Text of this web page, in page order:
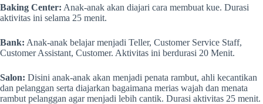
Baking Center: Anak-anak akan diajari cara membuat kue. Durasi
aktivitas ini selama 25 menit.
Bank: Anak-anak belajar menjadi Teller, Customer Service Staff,
Customer Assistant, Customer. Aktivitas ini berdurasi 20 Menit.
Salon: Disini anak-anak akan menjadi penata rambut, ahli kecantikan
dan pelanggan serta diajarkan bagaimana merias wajah dan menata
rambut pelanggan agar menjadi lebih cantik. Durasi aktivitas 25 menit.